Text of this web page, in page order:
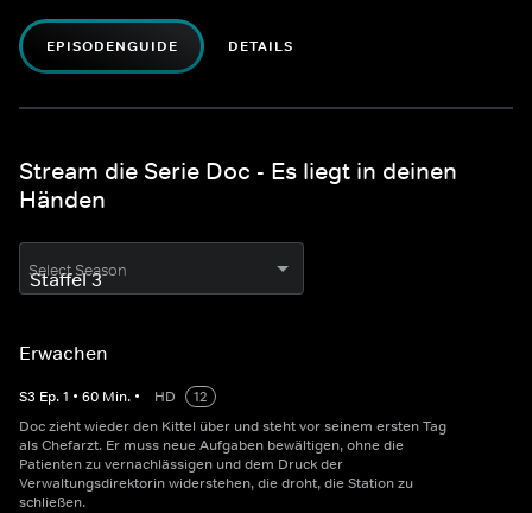
EPISODENGUIDE DETAILS
Stream die Serie Doc - Es liegt in deinen
Händen
Select Season
Erwachen
S3 Ep.1 • 60 Min. • HD
12
Doc zieht wieder den Kittel über und steht vor seinem ersten Tag
als Chefarzt. Er muss neue Aufgaben bewältigen, ohne die
Patienten zu vernachlässigen und dem Druck der
Verwaltungsdirektorin widerstehen, die droht, die Station zu
schließen.